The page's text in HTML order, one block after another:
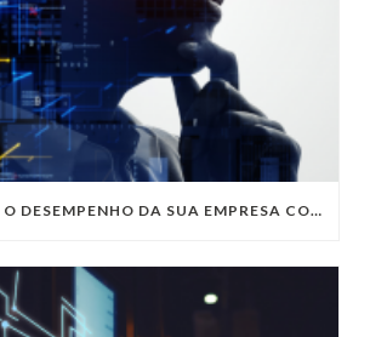
POTENCIALIZE O DESEMPENHO DA SUA EMPRESA COM OS SERVIÇOS DE TI DA VIVO VITA